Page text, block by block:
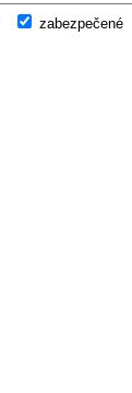
zabezpečené